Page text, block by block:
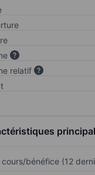
relatif
cours/bénéfice (12